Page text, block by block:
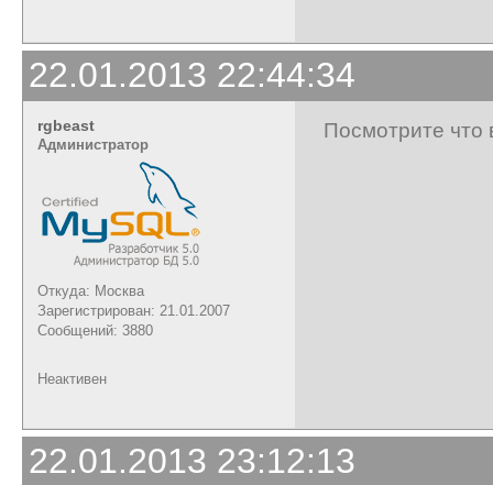
22.01.2013 22:44:34
rgbeast
Администратор
Откуда: Москва
Зарегистрирован: 21.01.2007
Сообщений: 3880
Посмотрите что
Неактивен
22.01.2013 23:12:13